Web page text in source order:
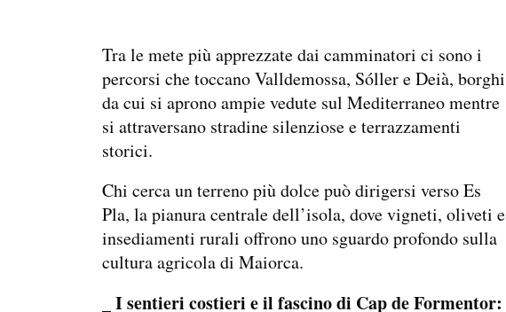
Tra le mete più apprezzate dai camminatori ci sono i
percorsi che toccano Valldemossa, Sóller e Deià, borghi
da cui si aprono ampie vedute sul Mediterraneo mentre
si attraversano stradine silenziose e terrazzamenti
storici.
Chi cerca un terreno più dolce può dirigersi verso Es
Pla, la pianura centrale dell’isola, dove vigneti, oliveti e
insediamenti rurali offrono uno sguardo profondo sulla
cultura agricola di Maiorca.
_ I sentieri costieri e il fascino di Cap de Formentor: